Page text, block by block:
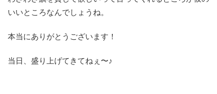
いいところなんでしょうね。
本当にありがとうございます！
当日、盛り上げてきてねぇ〜♪